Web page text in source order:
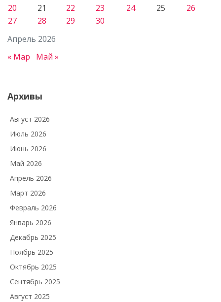
Апрель 2026
20
21 22 23 24 25
26
27
28 29 30
« Мар Май »
Архивы
Август 2026
Июль 2026
Июнь 2026
Май 2026
Апрель 2026
Март 2026
Февраль 2026
Январь 2026
Декабрь 2025
Ноябрь 2025
Октябрь 2025
Сентябрь 2025
Август 2025